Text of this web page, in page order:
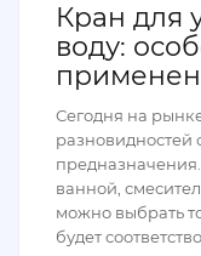
Кран для
воду:
Сегодня на
разновидностей
ванной,
можно выбрать
будет